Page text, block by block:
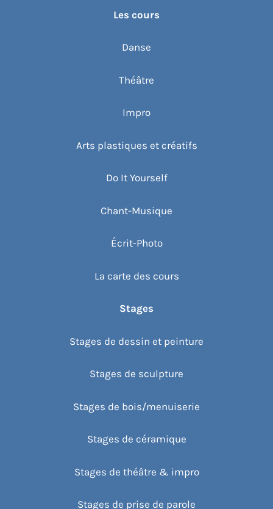
Les cours
Danse
Théâtre
Impro
Arts plastiques et créatifs
Do It Yourself
Chant-Musique
Écrit-Photo
La carte des cours
Stages
Stages de dessin et peinture
Stages de sculpture
Stages de bois/menuiserie
Stages de céramique
Stages de théâtre & impro
Stages de prise de parole